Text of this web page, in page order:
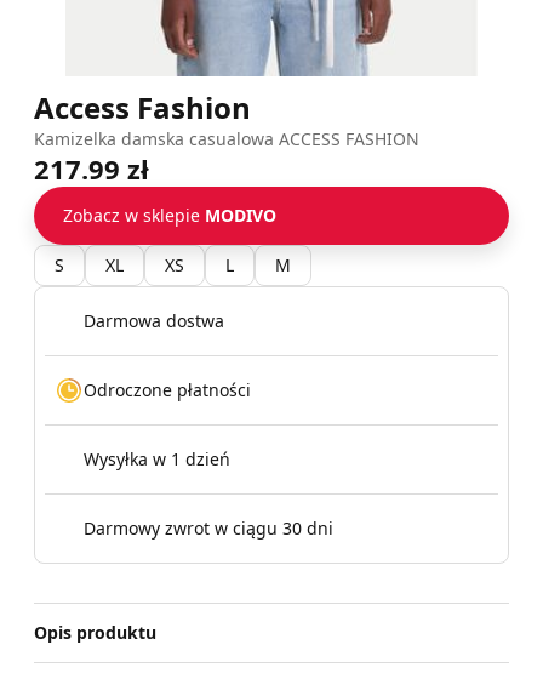
Access Fashion
Kamizelka damska casualowa ACCESS FASHION
217.99 zł
Zobacz w sklepie MODIVO
S XL XS L M
Darmowa dostwa
Odroczone płatności
Wysyłka w 1 dzień
Darmowy zwrot w ciągu 30 dni
Opis produktu